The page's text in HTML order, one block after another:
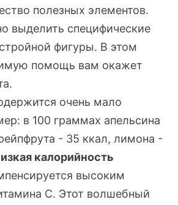
полезных элементов.
выделить специфические
фигуры. В этом
помощь вам окажет
очень мало
в 100 граммах апельсина
- 35 ккал, лимона -
калорийность
высоким
С. Этот волшебный